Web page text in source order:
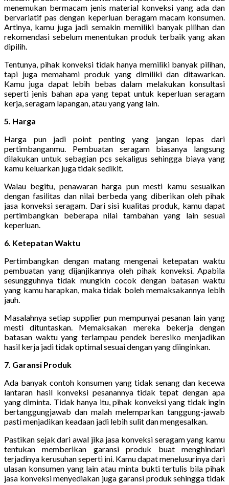
menemukan bermacam jenis material konveksi yang ada dan
bervariatif pas dengan keperluan beragam macam konsumen.
Artinya, kamu juga jadi semakin memiliki banyak pilihan dan
rekomendasi sebelum menentukan produk terbaik yang akan
dipilih.
Tentunya, pihak konveksi tidak hanya memiliki banyak pilihan,
tapi juga memahami produk yang dimiliki dan ditawarkan.
Kamu juga dapat lebih bebas dalam melakukan konsultasi
seperti jenis bahan apa yang tepat untuk keperluan seragam
kerja, seragam lapangan, atau yang yang lain.
5. Harga
Harga pun jadi point penting yang jangan lepas dari
pertimbanganmu. Pembuatan seragam biasanya langsung
dilakukan untuk sebagian pcs sekaligus sehingga biaya yang
kamu keluarkan juga tidak sedikit.
Walau begitu, penawaran harga pun mesti kamu sesuaikan
dengan fasilitas dan nilai berbeda yang diberikan oleh pihak
jasa konveksi seragam. Dari sisi kualitas produk, kamu dapat
pertimbangkan beberapa nilai tambahan yang lain sesuai
keperluan.
6. Ketepatan Waktu
Pertimbangkan dengan matang mengenai ketepatan waktu
pembuatan yang dijanjikannya oleh pihak konveksi. Apabila
sesungguhnya tidak mungkin cocok dengan batasan waktu
yang kamu harapkan, maka tidak boleh memaksakannya lebih
jauh.
Masalahnya setiap supplier pun mempunyai pesanan lain yang
mesti dituntaskan. Memaksakan mereka bekerja dengan
batasan waktu yang terlampau pendek beresiko menjadikan
hasil kerja jadi tidak optimal sesuai dengan yang diinginkan.
7. Garansi Produk
Ada banyak contoh konsumen yang tidak senang dan kecewa
lantaran hasil konveksi pesanannya tidak tepat dengan apa
yang diminta. Tidak hanya itu, pihak konveksi yang tidak ingin
bertanggungjawab dan malah melemparkan tanggung-jawab
pasti menjadikan keadaan jadi lebih sulit dan mengesalkan.
Pastikan sejak dari awal jika jasa konveksi seragam yang kamu
tentukan memberikan garansi produk buat menghindari
terjadinya kerusuhan seperti ini. Kamu dapat menelusurinya dari
ulasan konsumen yang lain atau minta bukti tertulis bila pihak
jasa konveksi menyediakan juga garansi produk sehingga tidak